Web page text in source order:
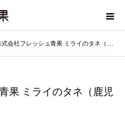
会社フレッシュ青果 ミライのタネ（鹿児島大学農学部）
果 ミライのタネ（鹿児